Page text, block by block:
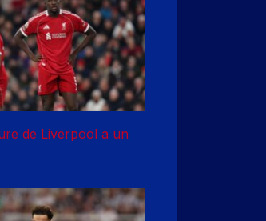
de Liverpool a un